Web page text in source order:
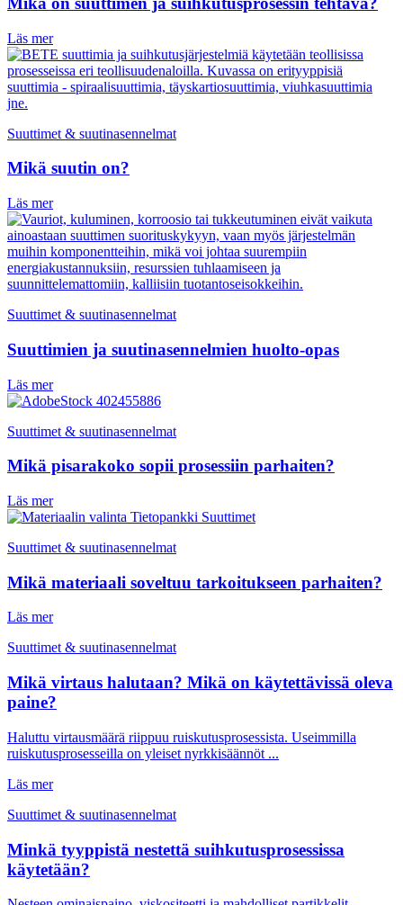
Läs mer
Suuttimet & suutinasennelmat
Mikä suutin on?
Läs mer
Suuttimet & suutinasennelmat
Suuttimien ja suutinasennelmien huolto-opas
Läs mer
Suuttimet & suutinasennelmat
Mikä pisarakoko sopii prosessiin parhaiten?
Läs mer
Suuttimet & suutinasennelmat
Mikä materiaali soveltuu tarkoitukseen parhaiten?
Läs mer
Suuttimet & suutinasennelmat
Mikä virtaus halutaan? Mikä on käytettävissä oleva
paine?
Haluttu virtausmäärä riippuu ruiskutusprosessista. Useimmilla
ruiskutusprosesseilla on yleiset nyrkkisäännöt ...
Läs mer
Suuttimet & suutinasennelmat
Minkä tyyppistä nestettä suihkutusprosessissa
käytetään?